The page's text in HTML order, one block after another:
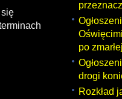
po
drogi
Rozkład